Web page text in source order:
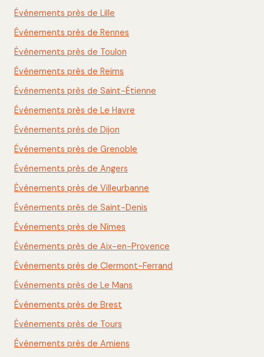
Événements près de Lille
Événements près de Rennes
Événements près de Toulon
Événements près de Reims
Événements près de Saint-Étienne
Événements près de Le Havre
Événements près de Dijon
Événements près de Grenoble
Événements près de Angers
Événements près de Villeurbanne
Événements près de Saint-Denis
Événements près de Nîmes
Événements près de Aix-en-Provence
Événements près de Clermont-Ferrand
Événements près de Le Mans
Événements près de Brest
Événements près de Tours
Événements près de Amiens